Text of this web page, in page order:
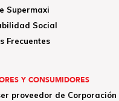
Supermaxi
Social
Frecuentes
Y CONSUMIDORES
proveedor de Corporación